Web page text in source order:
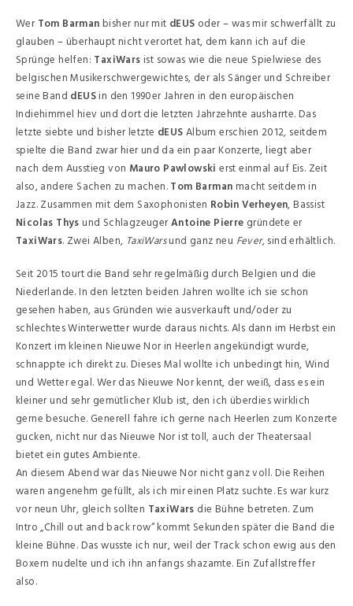
Wer Tom Barman bisher nur mit dEUS oder – was mir schwerfällt zu
glauben – überhaupt nicht verortet hat, dem kann ich auf die
Sprünge helfen: TaxiWars ist sowas wie die neue Spielwiese des
belgischen Musikerschwergewichtes, der als Sänger und Schreiber
seine Band dEUSin den 1990er Jahren in den europäischen
Indiehimmel hiev und dort die letzten Jahrzehnte ausharrte. Das
letzte siebte und bisher letzte dEUSAlbum erschien 2012, seitdem
spielte die Band zwar hier und da ein paar Konzerte, liegt aber
nach dem Ausstieg von Mauro Pawlowski erst einmal auf Eis. Zeit
also, andere Sachen zu machen.Tom Barman macht seitdem in
Jazz. Zusammen mit dem Saxophonisten Robin Verheyen, Bassist
Nicolas Thys und SchlagzeugerAntoine Pierre gründete er
TaxiWars. Zwei Alben, TaxiWarsund ganz neu Fever, sind erhältlich.
Seit 2015 tourt die Band sehr regelmäßig durch Belgien und die
Niederlande. In den letzten beiden Jahren wollte ich sie schon
gesehen haben, aus Gründen wie ausverkauft und/oder zu
schlechtes Winterwetter wurde daraus nichts. Als dann im Herbst ein
Konzert im kleinen Nieuwe Nor in Heerlen angekündigt wurde,
schnappte ich direkt zu. Dieses Mal wollte ich unbedingt hin, Wind
und Wetter egal. Wer das Nieuwe Nor kennt, der weiß, dass es ein
kleiner und sehr gemütlicher Klub ist, den ich überdies wirklich
gerne besuche. Generell fahre ich gerne nach Heerlen zum Konzerte
gucken, nicht nur das Nieuwe Nor ist toll, auch der Theatersaal
bietet ein gutes Ambiente.
An diesem Abend war das Nieuwe Nor nicht ganz voll. Die Reihen
waren angenehm gefüllt, als ich mir einen Platz suchte. Es war kurz
vor neun Uhr, gleich sollten TaxiWars die Bühne betreten. Zum
Intro „Chill out and back row“ kommt Sekunden später die Band die
kleine Bühne. Das wusste ich nur, weil der Track schon ewig aus den
Boxern nudelte und ich ihn anfangs shazamte. Ein Zufallstreffer
also.